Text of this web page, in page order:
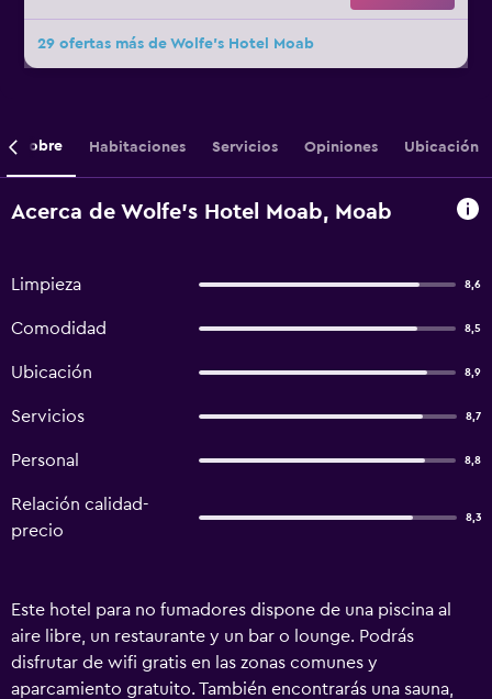
29 ofertas más de Wolfe's Hotel Moab
Sobre Habitaciones Servicios Opiniones Ubicación
Acerca de Wolfe's Hotel Moab, Moab
Limpieza 8,6
Comodidad 8,5
Ubicación 8,9
Servicios 8,7
Personal 8,8
Relación calidad-
precio
8,3
Este hotel para no fumadores dispone de una piscina al
aire libre, un restaurante y un bar o lounge. Podrás
disfrutar de wifi gratis en las zonas comunes y
aparcamiento gratuito. También encontrarás una sauna,